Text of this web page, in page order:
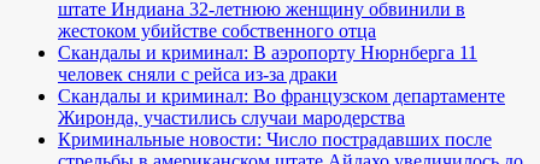
штате Индиана 32-летнюю женщину обвинили в
жестоком убийстве собственного отца
Скандалы и криминал: В аэропорту Нюрнберга 11
человек сняли с рейса из-за драки
Скандалы и криминал: Во французском департаменте
Жиронда, участились случаи мародерства
Криминальные новости: Число пострадавших после